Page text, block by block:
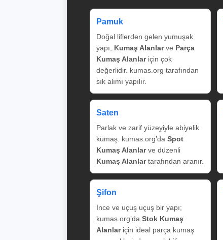
Pamuk
Doğal liflerden gelen yumuşak
yapı, Kumaş Alanlarve Parça
Kumaş Alanlariçin çok
değerlidir. kumas.org tarafından
sık alımı yapılır.
Saten
Parlak ve zarif yüzeyiyle abiyelik
kumaş. kumas.org’da Spot
Kumaş Alanlarve düzenli
Kumaş Alanlartarafından aranır.
Şifon
İnce ve uçuş uçuş bir yapı;
kumas.org’da Stok Kumaş
Alanlariçin ideal parça kumaş